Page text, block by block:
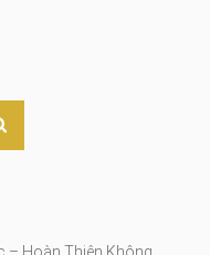
– Hoàn Thiện Không